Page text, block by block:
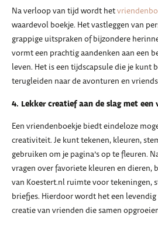
Na verloop van tijd wordt het
waardevol boekje. Het vastleggen van
grappige uitspraken of bijzondere
vormt een prachtig aandenken aan een
leven. Het is een tijdscapsule die je kunt
terugleiden naar de avonturen en
4. Lekker creatief aan de slag met een
Een vriendenboekje biedt eindeloze
creativiteit. Je kunt tekenen, kleuren,
gebruiken om je pagina’s op te fleuren.
vragen over favoriete kleuren en dieren,
van Koestert.nl ruimte voor tekeningen,
briefjes. Hierdoor wordt het een
creatie van vrienden die samen